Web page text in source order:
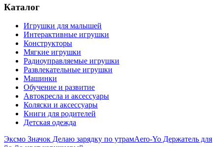
Каталог
Игрушки для малышей
Интерактивные игрушки
Конструкторы
Мягкие игрушки
Радиоуправляемые игрушки
Развлекательные игрушки
Машинки
Обучение и развитие
Автокресла и аксессуары
Коляски и аксессуары
Книги для родителей
Детская одежда
Эксмо Значок Делаю зарядку по утрамAero-Yo Держатель для